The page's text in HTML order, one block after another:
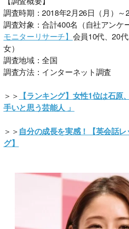
調査時期：2018年2月26日（月）～
調査対象：合計400名（自社アンケ
モニターリサーチ】 会員10代、20
女）
調査地域：全国
調査方法：インターネット調査
＞＞ 【ランキング】女性1位は石
手いと思う芸能人 」
＞＞ 自分の成長を実感！【英会話
グ】